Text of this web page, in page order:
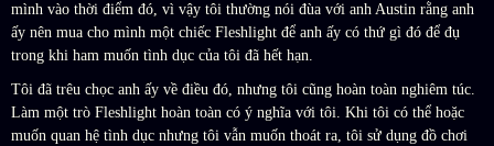
mình vào thời điểm đó, vì vậy tôi thường nói đùa với anh Austin rằng anh
ấy nên mua cho mình một chiếc Fleshlight để anh ấy có thứ gì đó để đụ
trong khi ham muốn tình dục của tôi đã hết hạn.
Tôi đã trêu chọc anh ấy về điều đó, nhưng tôi cũng hoàn toàn nghiêm túc.
Làm một trò Fleshlight hoàn toàn có ý nghĩa với tôi. Khi tôi có thể hoặc
muốn quan hệ tình dục nhưng tôi vẫn muốn thoát ra, tôi sử dụng đồ chơi